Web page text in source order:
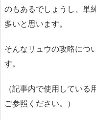
のもあるでしょうし、単
多いと思います。
そんなリュウの攻略につ
す。
（記事内で使用している
ご参照ください。）